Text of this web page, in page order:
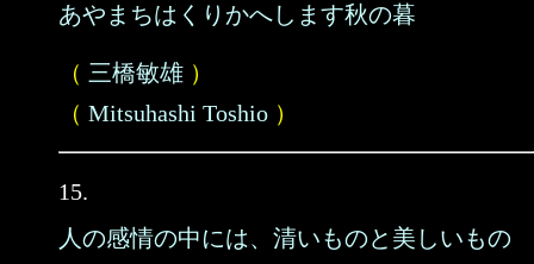
あやまちはくりかへします秋の暮
（ 三橋敏雄 ）
（ Mitsuhashi Toshio ）
15.
人の感情の中には、清いものと美しいもの